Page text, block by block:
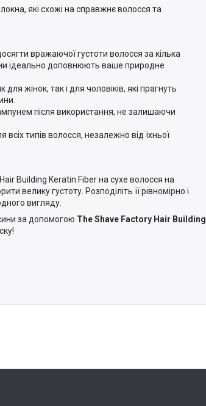
які схожі на справжнє волосся та
вражаючої густоти волосся за кілька
ідеально доповнюють ваше природне
жінок, так і для чоловіків, які прагнуть
після використання, не залишаючи
всіх типів волосся, незалежно від їхньої
Building Keratin Fiber на сухе волосся на
велику густоту. Розподіліть її рівномірно і
вигляду.
за допомогою The Shave Factory Hair Building